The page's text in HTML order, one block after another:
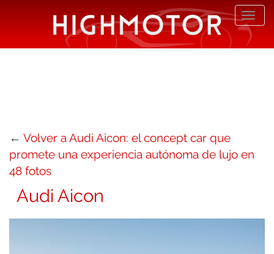
← Volver a Audi Aicon: el concept car que
promete una experiencia autónoma de lujo en
48 fotos
Audi Aicon